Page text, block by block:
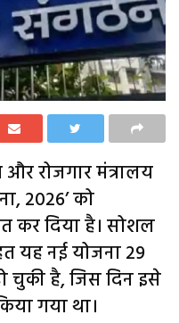
रोजगार मंत्रालय
2026’ को
कर दिया है। सोशल
यह नई योजना 29
चुकी है, जिस दिन इसे
गया था।